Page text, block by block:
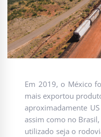
Em 2019, o México
mais exportou
aproximadamente
assim como no
utilizado seja o